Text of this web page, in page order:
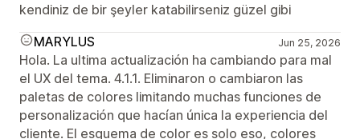
kendiniz de bir şeyler katabilirseniz güzel gibi
MARYLUS
Jun 25, 2026
Hola. La ultima actualización ha cambiando para mal
el UX del tema. 4.1.1. Eliminaron o cambiaron las
paletas de colores limitando muchas funciones de
personalización que hacían única la experiencia del
cliente. El esquema de color es solo eso, colores